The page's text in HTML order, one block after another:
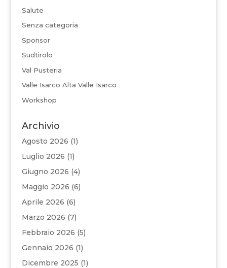
Salute
Senza categoria
Sponsor
Sudtirolo
Val Pusteria
Valle Isarco Alta Valle Isarco
Workshop
Archivio
Agosto 2026 (1)
Luglio 2026 (1)
Giugno 2026 (4)
Maggio 2026 (6)
Aprile 2026 (6)
Marzo 2026 (7)
Febbraio 2026 (5)
Gennaio 2026 (1)
Dicembre 2025 (1)